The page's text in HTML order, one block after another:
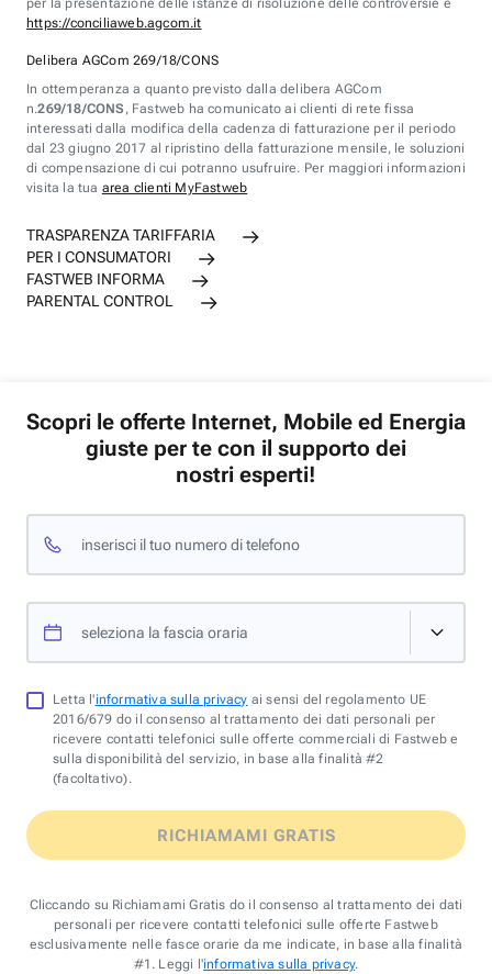
per la presentazione delle istanze di risoluzione delle controversie è
https://conciliaweb.agcom.it
Delibera AGCom 269/18/CONS
In ottemperanza a quanto previsto dalla delibera AGCom
n.269/18/CONS , Fastweb ha comunicato ai clienti di rete fissa
interessati dalla modifica della cadenza di fatturazione per il periodo
dal 23 giugno 2017 al ripristino della fatturazione mensile, le soluzioni
di compensazione di cui potranno usufruire. Per maggiori informazioni
visita la tua area clienti MyFastweb
TRASPARENZA TARIFFARIA
PER I CONSUMATORI
FASTWEB INFORMA
PARENTAL CONTROL
Scopri le offerte Internet, Mobile ed Energia
giuste per te con il supporto dei
nostri esperti!
inserisci il tuo numero di telefono
seleziona la fascia oraria
Letta l'informativa sulla privacy ai sensi del regolamento UE
2016/679 do il consenso al trattamento dei dati personali per
ricevere contatti telefonici sulle offerte commerciali di Fastweb e
sulla disponibilità del servizio, in base alla finalità #2
(facoltativo).
RICHIAMAMI GRATIS
Cliccando su Richiamami Gratis do il consenso al trattamento dei dati
personali per ricevere contatti telefonici sulle offerte Fastweb
esclusivamente nelle fasce orarie da me indicate, in base alla finalità
#1. Leggi l'informativa sulla privacy.